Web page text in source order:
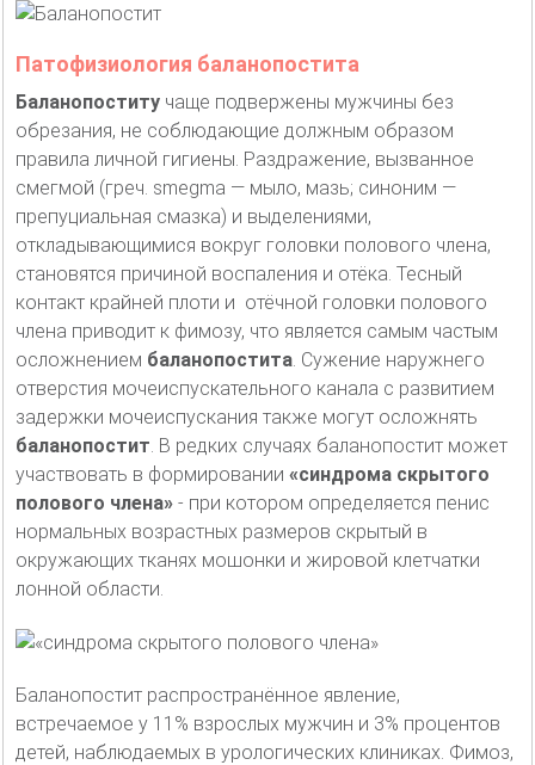
Патофизиология баланопостита
Баланопоститу чаще подвержены мужчины без
обрезания, не соблюдающие должным образом
правила личной гигиены. Раздражение, вызванное
смегмой (греч. smegma — мыло, мазь; синоним —
препуциальная смазка) и выделениями,
откладывающимися вокруг головки полового члена,
становятся причиной воспаления и отёка. Тесный
контакт крайней плоти и отёчной головки полового
члена приводит к фимозу, что является самым частым
осложнением баланопостита . Сужение наружнего
отверстия мочеиспускательного канала с развитием
задержки мочеиспускания также могут осложнять
баланопостит . В редких случаях баланопостит может
участвовать в формировании «синдрома скрытого
полового члена» - при котором определяется пенис
нормальных возрастных размеров скрытый в
окружающих тканях мошонки и жировой клетчатки
лонной области.
Баланопостит распространённое явление,
встречаемое у 11% взрослых мужчин и 3% процентов
детей, наблюдаемых в урологических клиниках. Фимоз,